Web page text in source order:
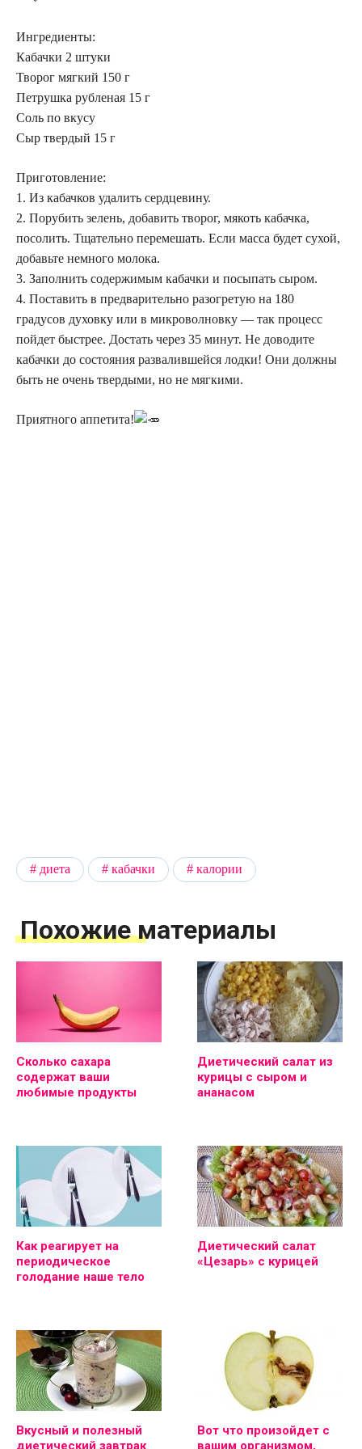
Ингредиенты:
Кабачки 2 штуки
Творог мягкий 150 г
Петрушка рубленая 15 г
Соль по вкусу
Сыр твердый 15 г
Приготовление:
1. Из кабачков удалить сердцевину.
2. Порубить зелень, добавить творог, мякоть кабачка,
посолить. Тщательно перемешать. Если масса будет сухой,
добавьте немного молока.
3. Заполнить содержимым кабачки и посыпать сыром.
4. Поставить в предварительно разогретую на 180
градусов духовку или в микроволновку — так процесс
пойдет быстрее. Достать через 35 минут. Не доводите
кабачки до состояния развалившейся лодки! Они должны
быть не очень твердыми, но не мягкими.
Приятного аппетита!
диета кабачки калории
Похожие материалы
Сколько сахара
содержат ваши
любимые продукты
Диетический салат из
курицы с сыром и
ананасом
Как реагирует на
периодическое
голодание наше тело
Диетический салат
«Цезарь» с курицей
Вкусный и полезный
диетический завтрак
Вот что произойдет с
вашим организмом,